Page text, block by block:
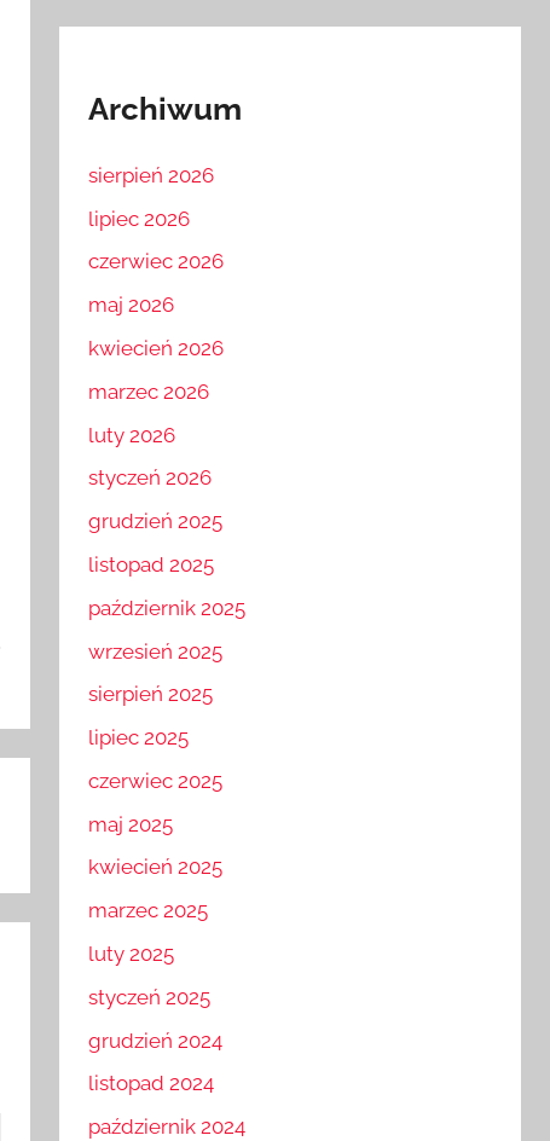
Archiwum
sierpień 2026
lipiec 2026
czerwiec 2026
maj 2026
kwiecień 2026
marzec 2026
luty 2026
styczeń 2026
grudzień 2025
listopad 2025
październik 2025
wrzesień 2025
sierpień 2025
lipiec 2025
czerwiec 2025
maj 2025
kwiecień 2025
marzec 2025
luty 2025
styczeń 2025
grudzień 2024
listopad 2024
październik 2024